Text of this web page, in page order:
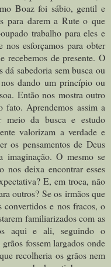
Boaz foi sábio, gentil e
para darem a Rute o que
trabalho para eles e
nos esforçamos para obter
recebemos de presente. O
sabedoria sem busca ou
dando um princípio ou
Então nos mostra outro
fato. Aprendemos assim a
meio da busca e estudo
valorizam a verdade e
os pensamentos de Deus
imaginação. O mesmo se
nos deixa encontrar esses
E, em troca, não
outros? Se os irmãos que
convertidos e nos fracos, o
familiarizados com as
aqui e ali, seguindo o
fossem largados onde
recolheria os grãos nem